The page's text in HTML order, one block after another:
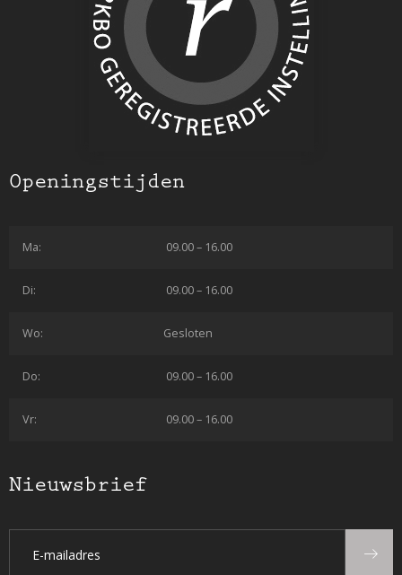
Openingstijden
Ma: 09.00 – 16.00
Di: 09.00 – 16.00
Wo: Gesloten
Do: 09.00 – 16.00
Vr: 09.00 – 16.00
Nieuwsbrief